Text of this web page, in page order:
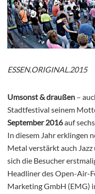
ESSEN.ORIGINAL.2015
Umsonst & draußen –
Stadtfestival seinem
September 2016auf
In diesem Jahr erklingen
Metal verstärkt auch
sich die Besucher
Headliner des Open-Air-
Marketing GmbH (EMG)